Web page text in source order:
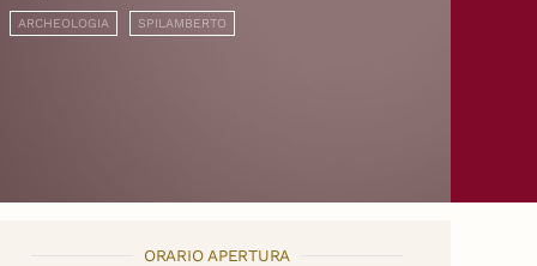
ARCHEOLOGIA SPILAMBERTO
ORARIO APERTURA